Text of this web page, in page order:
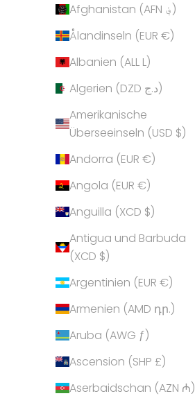
Afghanistan (AFN ؋)
Ålandinseln (EUR €)
Albanien (ALL L)
Algerien (DZD د.ج)
Amerikanische
Überseeinseln (USD $)
Andorra (EUR €)
Angola (EUR €)
Anguilla (XCD $)
Antigua und Barbuda
(XCD $)
Argentinien (EUR €)
Armenien (AMD դր.)
Aruba (AWG ƒ)
Ascension (SHP £)
Aserbaidschan (AZN ₼)